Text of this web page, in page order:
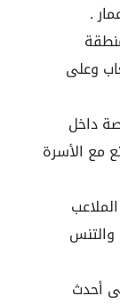
.
وعلى
داخل
مع الأسرة
والتنس
أحدث